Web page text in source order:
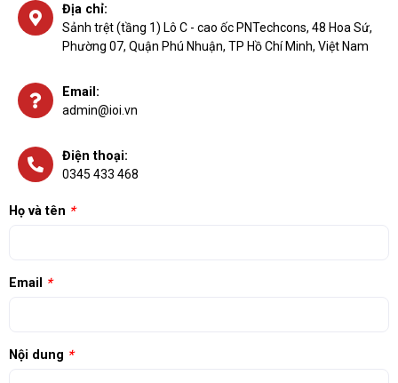
Địa chỉ:
Sảnh trệt (tầng 1) Lô C - cao ốc PNTechcons, 48 Hoa Sứ,
Phường 07, Quận Phú Nhuận, TP Hồ Chí Minh, Việt Nam
Email:
admin@ioi.vn
Điện thoại:
0345 433 468
Họ và tên *
Email *
Nội dung *